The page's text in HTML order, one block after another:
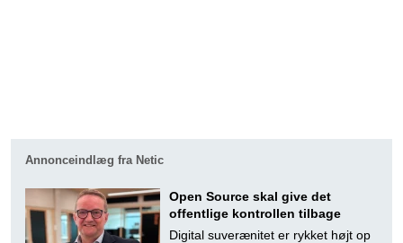
Annonceindlæg fra Netic
Open Source skal give det
offentlige kontrollen tilbage
Digital suverænitet er rykket højt op